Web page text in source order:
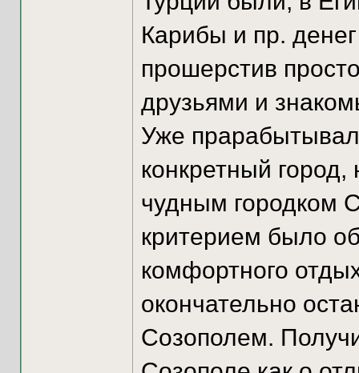
Карибы и пр.
прошерстив
друзьями и
Уже
конкретный город,
чудным городком
критерием было
комфортного
окончательно
Созополем.